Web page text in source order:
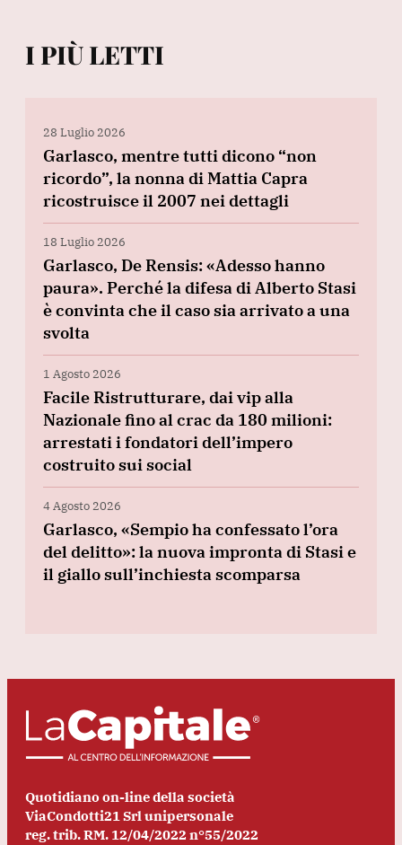
I PIÙ LETTI
28 Luglio 2026
Garlasco, mentre tutti dicono “non
ricordo”, la nonna di Mattia Capra
ricostruisce il 2007 nei dettagli
18 Luglio 2026
Garlasco, De Rensis: «Adesso hanno
paura». Perché la difesa di Alberto Stasi
è convinta che il caso sia arrivato a una
svolta
1 Agosto 2026
Facile Ristrutturare, dai vip alla
Nazionale fino al crac da 180 milioni:
arrestati i fondatori dell’impero
costruito sui social
4 Agosto 2026
Garlasco, «Sempio ha confessato l’ora
del delitto»: la nuova impronta di Stasi e
il giallo sull’inchiesta scomparsa
Quotidiano on-line della società
ViaCondotti21 Srl unipersonale
reg. trib. RM. 12/04/2022 n°55/2022